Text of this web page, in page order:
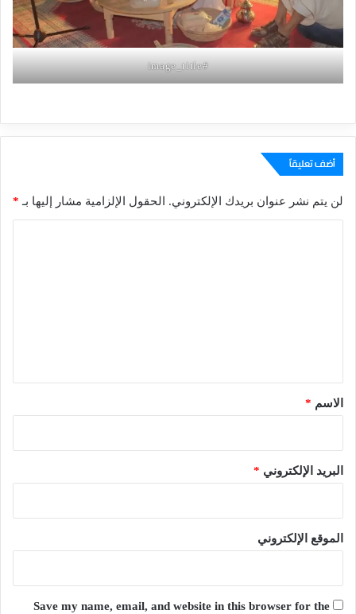
#image_title
أضف تعليقاً
لن يتم نشر عنوان بريدك الإلكتروني. الحقول الإلزامية مشار إليها بـ *
*الاسم *
البريد الإلكتروني *
الموقع الإلكتروني
Save my name, email, and website in this browser for the